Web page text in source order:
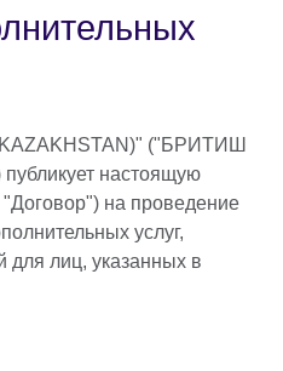
("БРИТИШ
настоящую
на проведение
услуг,
для лиц, указанных в